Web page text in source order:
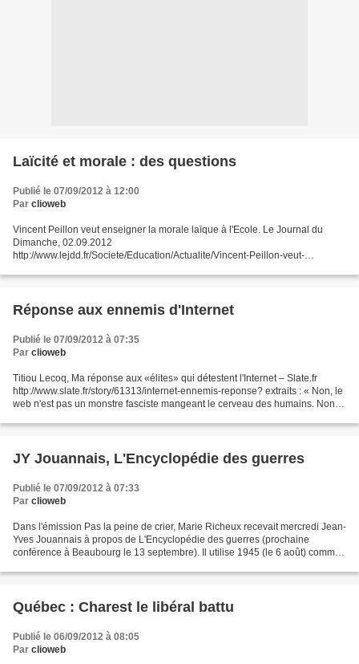
Laïcité et morale : des questions
Publié le 07/09/2012 à 12:00
Par clioweb
Vincent Peillon veut enseigner la morale laïque à l'Ecole. Le Journal du
Dimanche, 02.09.2012
http://www.lejdd.fr/Societe/Education/Actualite/Vincent-Peillon-veut-
multiples questions,...
Réponse aux ennemis d'Internet
Publié le 07/09/2012 à 07:35
Par clioweb
Titiou Lecoq, Ma réponse aux «élites» qui détestent l'Internet – Slate.fr
http://www.slate.fr/story/61313/internet-ennemis-reponse? extraits : « Non, le
web n'est pas un monstre fasciste mangeant le cerveau des humains. Non,
JY Jouannais, L'Encyclopédie des guerres
Publié le 07/09/2012 à 07:33
Par clioweb
Dans l'émission Pas la peine de crier, Marie Richeux recevait mercredi Jean-
Yves Jouannais à propos de L'Encyclopédie des guerres (prochaine
conférence à Beaubourg le 13 septembre). Il utilise 1945 (le 6 août) comme
Québec : Charest le libéral battu
Publié le 06/09/2012 à 08:05
Par clioweb